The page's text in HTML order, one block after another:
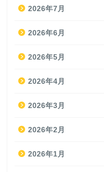
2026年7月
2026年6月
2026年5月
2026年4月
2026年3月
2026年2月
2026年1月